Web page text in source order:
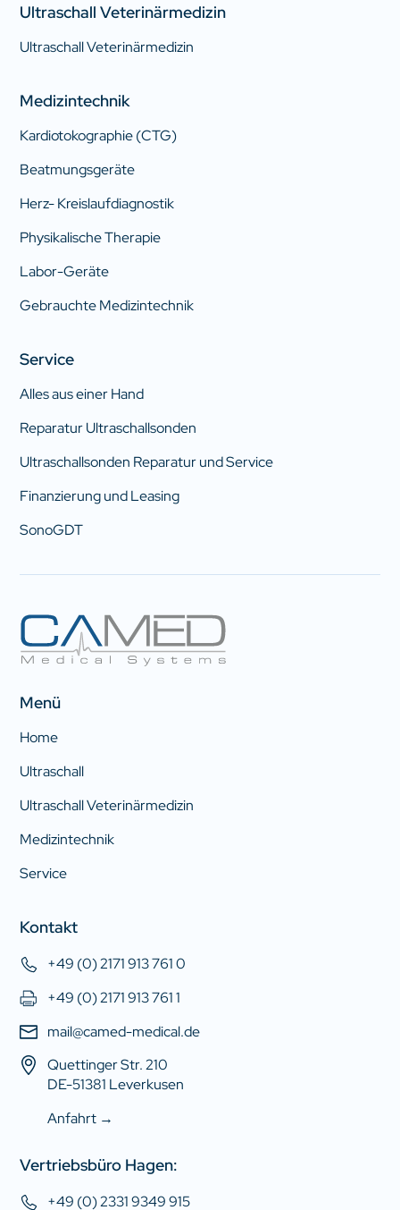
Ultraschall Veterinärmedizin
Ultraschall Veterinärmedizin
Medizintechnik
Kardiotokographie (CTG)
Beatmungsgeräte
Herz- Kreislaufdiagnostik
Physikalische Therapie
Labor-Geräte
Gebrauchte Medizintechnik
Service
Alles aus einer Hand
Reparatur Ultraschallsonden
Ultraschallsonden Reparatur und Service
Finanzierung und Leasing
SonoGDT
Menü
Home
Ultraschall
Ultraschall Veterinärmedizin
Medizintechnik
Service
Kontakt
+49 (0) 2171 913 761 0
+49 (0) 2171 913 761 1
mail@camed-medical.de
Quettinger Str. 210
DE-51381 Leverkusen
Anfahrt →
Vertriebsbüro Hagen:
+49 (0) 2331 9349 915